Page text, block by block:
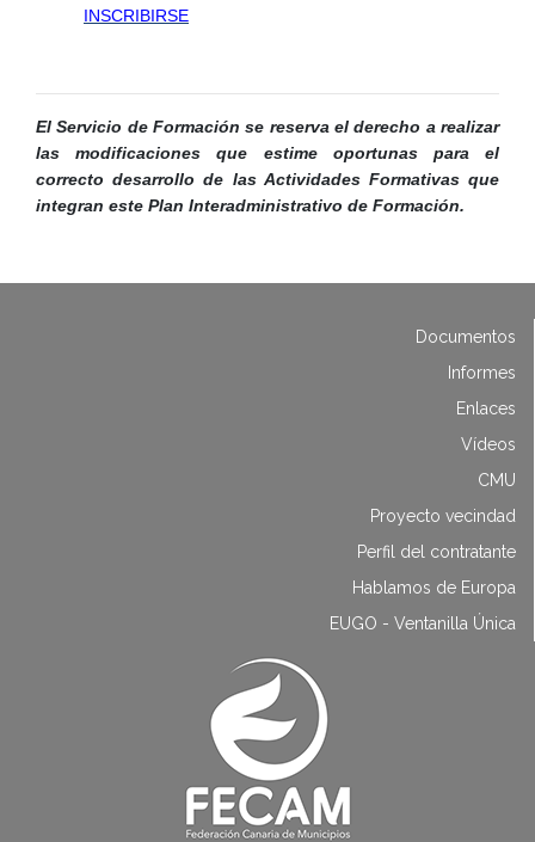
INSCRIBIRSE
El Servicio de Formación se reserva el derecho a realizar
las modificaciones que estime oportunas para el
correcto desarrollo de las Actividades Formativas que
integran este Plan Interadministrativo de Formación.
Documentos
Informes
Enlaces
Vídeos
CMU
Proyecto vecindad
Perfil del contratante
Hablamos de Europa
EUGO - Ventanilla Única